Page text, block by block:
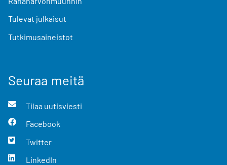
Tulevat julkaisut
Tutkimusaineistot
Seuraa meitä
Tilaa uutisviesti
Facebook
Twitter
LinkedIn